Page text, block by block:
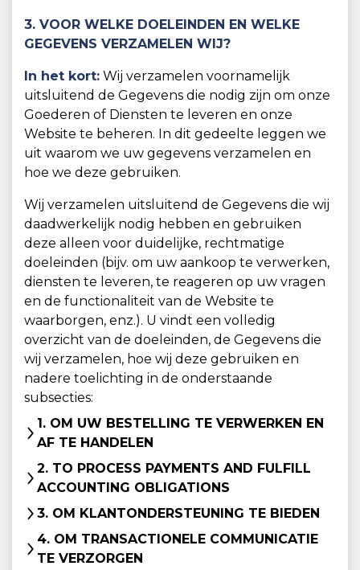
3. VOOR WELKE DOELEINDEN EN WELKE
GEGEVENS VERZAMELEN WIJ?
In het kort: Wij verzamelen voornamelijk
uitsluitend de Gegevens die nodig zijn om onze
Goederen of Diensten te leveren en onze
Website te beheren. In dit gedeelte leggen we
uit waarom we uw gegevens verzamelen en
hoe we deze gebruiken.
Wij verzamelen uitsluitend de Gegevens die wij
daadwerkelijk nodig hebben en gebruiken
deze alleen voor duidelijke, rechtmatige
doeleinden (bijv. om uw aankoop te verwerken,
diensten te leveren, te reageren op uw vragen
en de functionaliteit van de Website te
waarborgen, enz.). U vindt een volledig
overzicht van de doeleinden, de Gegevens die
wij verzamelen, hoe wij deze gebruiken en
nadere toelichting in de onderstaande
subsecties:
1. OM UW BESTELLING TE VERWERKEN EN
AF TE HANDELEN
2. TO PROCESS PAYMENTS AND FULFILL
ACCOUNTING OBLIGATIONS
3. OM KLANTONDERSTEUNING TE BIEDEN
4. OM TRANSACTIONELE COMMUNICATIE
TE VERZORGEN